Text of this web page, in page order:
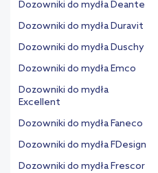
Dozowniki do mydła Deante
Dozowniki do mydła Duravit
Dozowniki do mydła Duschy
Dozowniki do mydła Emco
Dozowniki do mydła
Excellent
Dozowniki do mydła Faneco
Dozowniki do mydła FDesign
Dozowniki do mydła Frescor